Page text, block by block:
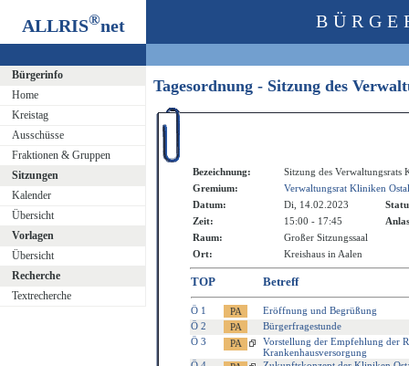
ALLRIS®net
Bürgerinfo
Home
Kreistag
Ausschüsse
Fraktionen & Gruppen
Sitzungen
Kalender
Übersicht
Vorlagen
Übersicht
Recherche
Textrecherche
Tagesordnung - Sitzung des
Bezeichnung:
Sitzung des Verwaltungsrats
Gremium:
Verwaltungsrat Kliniken
Datum:
Di, 14.02.2023
Zeit:
15:00 - 17:45
Raum:
Großer Sitzungssaal
Ort:
Kreishaus in Aalen
TOP Betreff
Ö 1
Eröffnung und Begrüßung
Ö 2
Bürgerfragestunde
Ö 3
Vorstellung der Empfehlung der
Krankenhausversorgung